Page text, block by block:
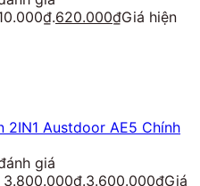
620.000₫Giá hiện
2IN1 Austdoor AE5 Chính
giá
3.600.000₫Giá